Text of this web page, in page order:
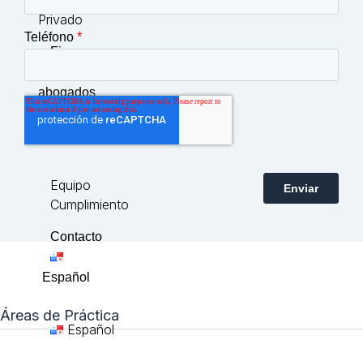
Privado
Firma
abogados
en
Equipo
Cumplimiento
Contacto
Español
Español
Áreas de Práctica